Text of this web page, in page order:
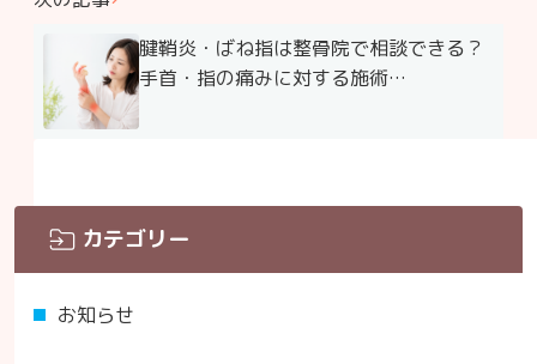
腱鞘炎・ばね指は整骨院で相談できる？
手首・指の痛みに対する施術…
カテゴリー
お知らせ